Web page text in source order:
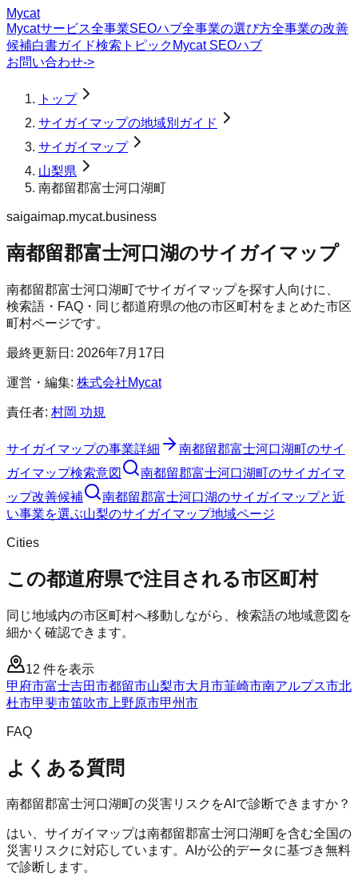
Mycat
Mycatサービス全事業SEOハブ全事業の選び方全事業の改善
候補白書ガイド検索トピック Mycat SEOハブ
お問い合わせ->
トップ
サイガイマップの地域別ガイド
サイガイマップ
山梨県
南都留郡富士河口湖町
saigaimap.mycat.business
南都留郡富士河口湖のサイガイマップ
南都留郡富士河口湖町でサイガイマップを探す人向けに、
検索語・FAQ・同じ都道府県の他の市区町村をまとめた市区
町村ページです。
最終更新日: 2026年7月17日
運営・編集: 株式会社Mycat
責任者: 村岡 功規
サイガイマップの事業詳細 南都留郡富士河口湖町のサイ
ガイマップ検索意図 南都留郡富士河口湖町のサイガイマ
ップ改善候補
南都留郡富士河口湖のサイガイマップと近
い事業を選ぶ山梨のサイガイマップ地域ページ
Cities
この都道府県で注目される市区町村
同じ地域内の市区町村へ移動しながら、検索語の地域意図を
細かく確認できます。
12 件を表示
甲府市富士吉田市都留市山梨市大月市韮崎市南アルプス市北
杜市甲斐市笛吹市 上野原市甲州市
FAQ
よくある質問
南都留郡富士河口湖町の災害リスクをAIで診断できますか？
はい、サイガイマップは南都留郡富士河口湖町を含む全国の
災害リスクに対応しています。AIが公的データに基づき無料
で診断します。